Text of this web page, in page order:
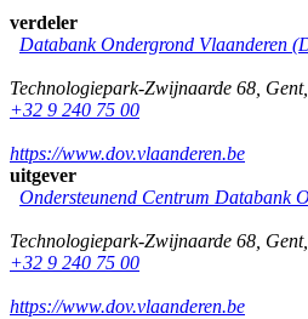
verdeler
Databank Ondergrond Vlaanderen
Technologiepark-Zwijnaarde 68 Gent,
+32 9 240 75 00
https://www.dov.vlaanderen.be
uitgever
Ondersteunend Centrum Databank
Technologiepark-Zwijnaarde 68 Gent,
+32 9 240 75 00
https://www.dov.vlaanderen.be